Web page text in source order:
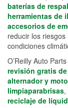
baterías de
herramientas de
accesorios de
reducir los
condiciones
O’Reilly Auto
revisión gratis
alternador y
limpiaparabrisas,
reciclaje de